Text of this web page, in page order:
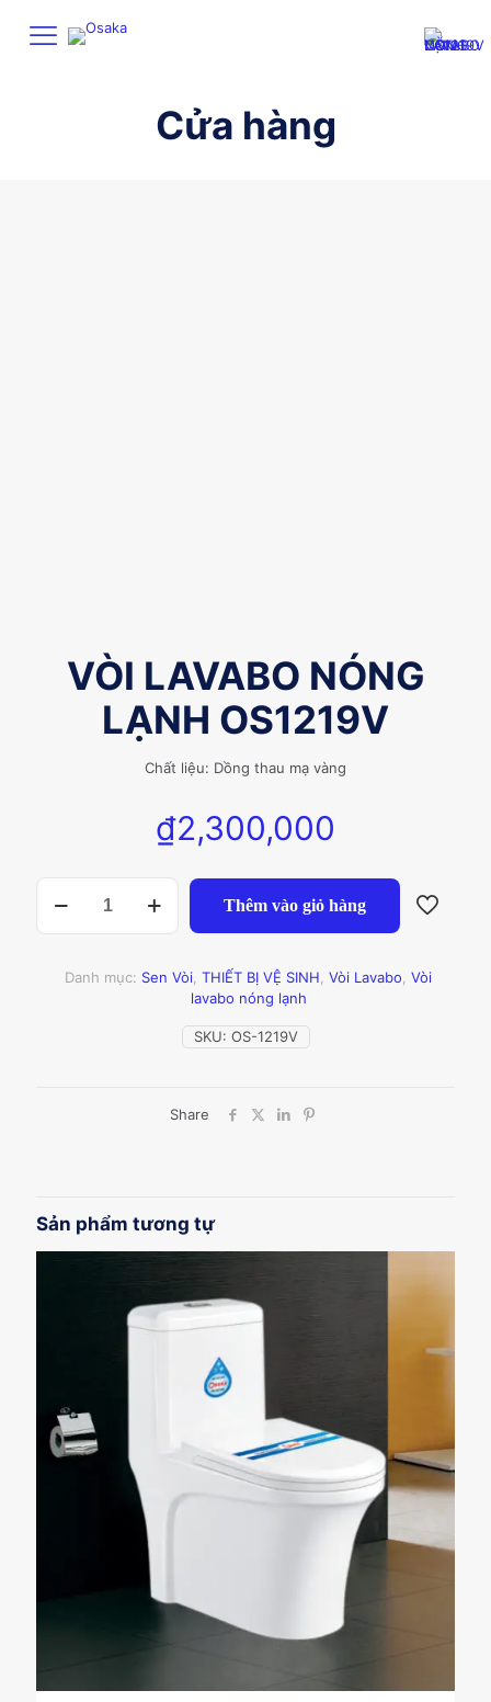
Cửa hàng
VÒI LAVABO NÓNG
LẠNH OS1219V
Chất liệu: Dồng thau mạ vàng
₫2,300,000
LAVABO
OS1219V
Thêm vào giỏ hàng
SKU: OS-1219V
Danh mục: Sen Vòi THIẾT BỊ VỆ SINH Vòi Lavabo Vòi
lavabo nóng lạnh
Share
Sản phẩm tương tự